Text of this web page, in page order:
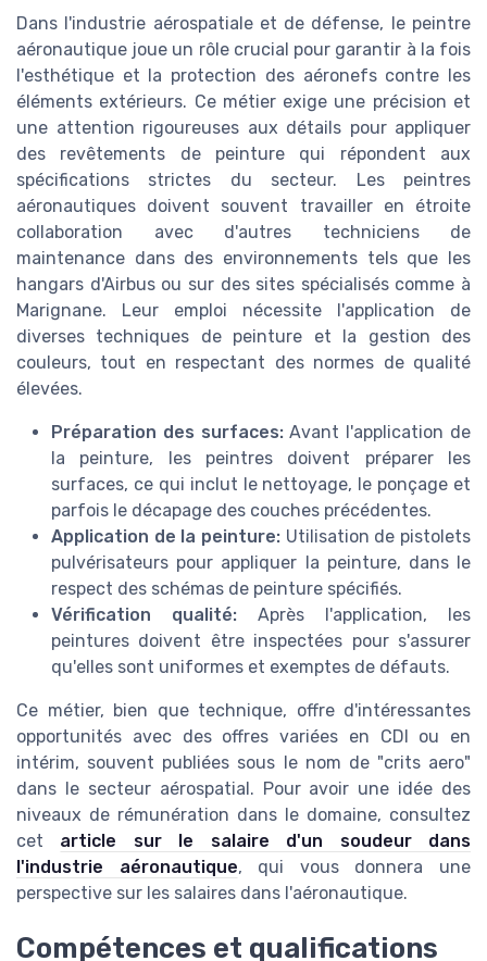
Dans l'industrie aérospatiale et de défense, le peintre
aéronautique joue un rôle crucial pour garantir à la fois
l'esthétique et la protection des aéronefs contre les
éléments extérieurs. Ce métier exige une précision et
une attention rigoureuses aux détails pour appliquer
des revêtements de peinture qui répondent aux
spécifications strictes du secteur. Les peintres
aéronautiques doivent souvent travailler en étroite
collaboration avec d'autres techniciens de
maintenance dans des environnements tels que les
hangars d'Airbus ou sur des sites spécialisés comme à
Marignane. Leur emploi nécessite l'application de
diverses techniques de peinture et la gestion des
couleurs, tout en respectant des normes de qualité
élevées.
Préparation des surfaces:Avant l'application de
la peinture, les peintres doivent préparer les
surfaces, ce qui inclut le nettoyage, le ponçage et
parfois le décapage des couches précédentes.
Application de la peinture: Utilisation de pistolets
pulvérisateurs pour appliquer la peinture, dans le
respect des schémas de peinture spécifiés.
Vérification qualité: Après l'application, les
peintures doivent être inspectées pour s'assurer
qu'elles sont uniformes et exemptes de défauts.
Ce métier, bien que technique, offre d'intéressantes
opportunités avec des offres variées en CDI ou en
intérim, souvent publiées sous le nom de "crits aero"
dans le secteur aérospatial. Pour avoir une idée des
niveaux de rémunération dans le domaine, consultez
cet article sur le salaire d'un soudeur dans
l'industrie aéronautique, qui vous donnera une
perspective sur les salaires dans l'aéronautique.
Compétences et qualifications